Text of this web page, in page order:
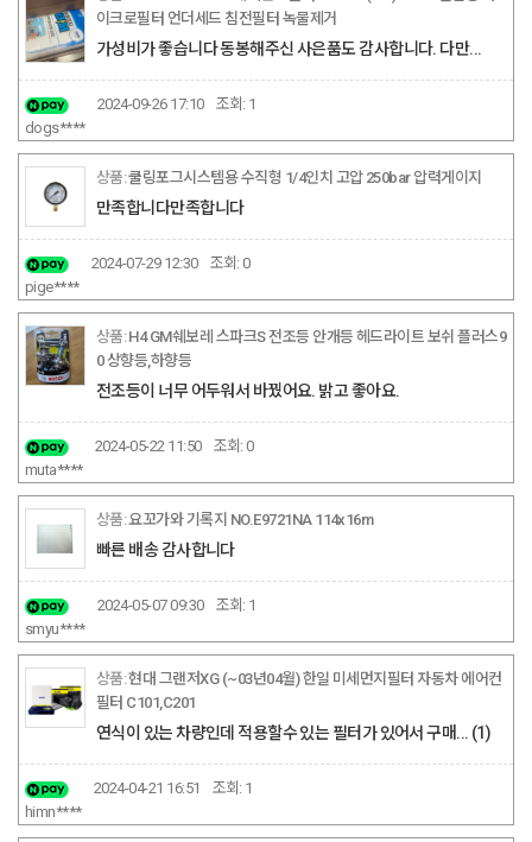
이크로필터 언더세드 침전필터 녹물제거
가성비가 좋습니다 동봉해주신 사은품도 감사합니다. 다만...
dogs****
2024-09-26 17:10 조회: 1
쿨링포그시스템용 수직형 1/4인치 고압 250bar 압력게이지
만족합니다만족합니다
pige****
2024-07-29 12:30 조회: 0
H4 GM쉐보레 스파크S 전조등 안개등 헤드라이트 보쉬 플러스9
0 상향등,하향등
전조등이 너무 어두워서 바꿨어요. 밝고 좋아요.
muta****
2024-05-22 11:50 조회: 0
요꼬가와 기록지 NO.E9721NA 114x16m
빠른 배송 감사합니다
smyu****
2024-05-07 09:30 조회: 1
현대 그랜저XG (~03년04월) 한일 미세먼지필터 자동차 에어컨
필터 C101,C201
연식이 있는 차량인데 적용할수 있는 필터가 있어서 구매... (1)
himn****
2024-04-21 16:51 조회: 1